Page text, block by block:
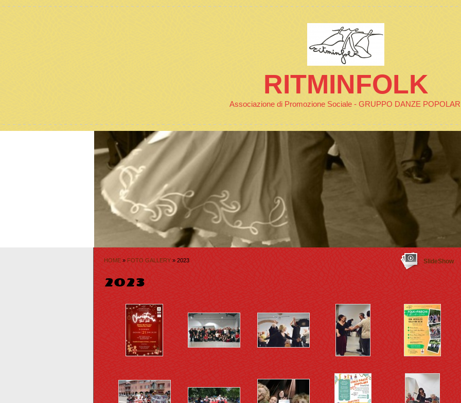
RITMINFOLK
Associazione di Promozione Sociale - GRUPPO DANZE
HOME » FOTO GALLERY » 2023
2023
SlideShow